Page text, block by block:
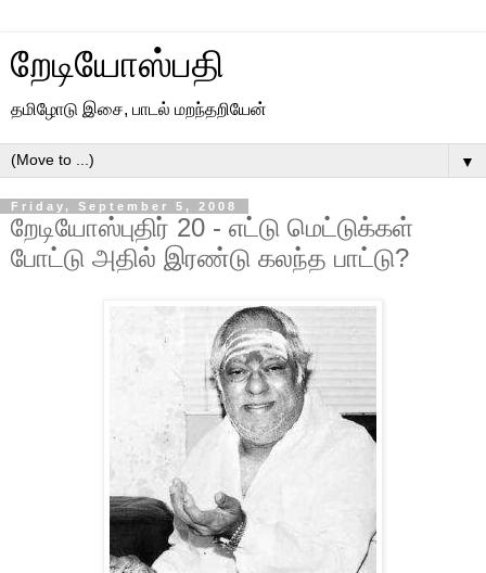
றேடியோஸ்பதி
தமிழோடு இசை, பாடல் மறந்தறியேன்
▼
Friday, September 5, 2008
றேடியோஸ்புதிர் 20 - எட்டு மெட்டுக்கள்
போட்டு அதில் இரண்டு கலந்த பாட்டு?